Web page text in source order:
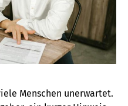
Menschen unerwartet.